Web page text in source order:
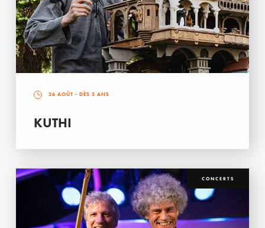
26 AOÛT - DÈS 3 ANS
KUTHI
CONCERTS